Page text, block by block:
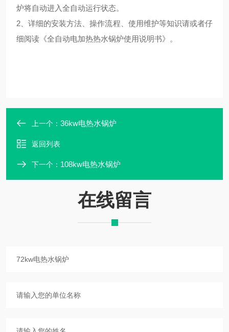
炉将自动进入全自动运行状态。
2、详细的安装方法、操作流程、使用维护等知识请或者仔
细阅读《全自动电加热热水锅炉使用说明书》。
上一个： 36kw电热水锅炉
返回列表
下一个： 108kw电热水锅炉
在线留言